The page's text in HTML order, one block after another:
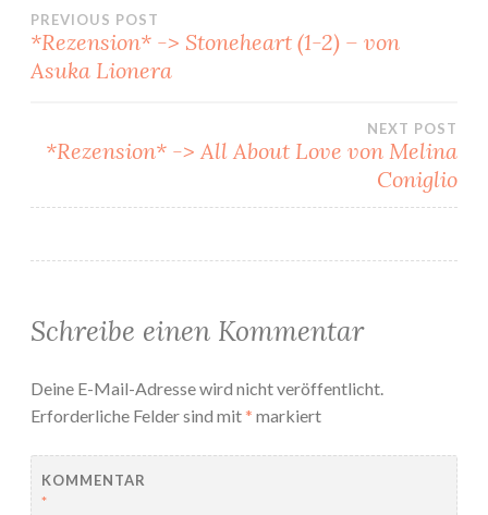
Beitragsnavigation
PREVIOUS POST
*Rezension* -> Stoneheart (1-2) – von
Asuka Lionera
NEXT POST
*Rezension* -> All About Love von Melina
Coniglio
Schreibe einen Kommentar
Deine E-Mail-Adresse wird nicht veröffentlicht.
Erforderliche Felder sind mit* markiert
KOMMENTAR
*